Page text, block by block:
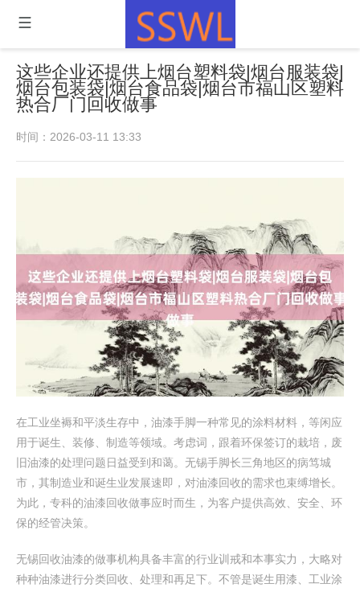
这些企业还提供上烟台塑料袋|烟台服装袋|
烟台包装袋|烟台食品袋|烟台市福山区塑料
热合厂门回收做事
时间：2026-03-11 13:33
在工业坐褥和平淡生存中，油漆手脚一种常见的涂料材料，等闲应
用于诞生、装修、制造等领域。考虑词，跟着环保签订的栽培，废
旧油漆的处理问题日益受到和蔼。无锡手脚长三角地区的病笃城
市，其制造业和诞生业发展速即，对油漆回收的需求也束缚增长。
为此，专科的油漆回收做事应时而生，为客户提供高效、安全、环
保的经管决策。
无锡回收油漆的做事机构具备丰富的行业训戒和本事实力，大略对
种种油漆进行分类回收、处理和再足下。不管是诞生用漆、工业涂